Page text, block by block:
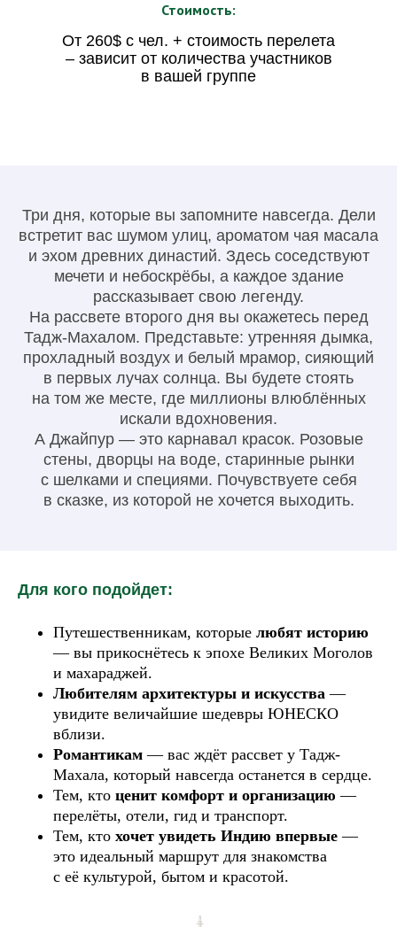
От 260$ с чел. + стоимость перелета
– зависит от количества участников
в вашей группе
Стоимость:
Три дня, которые вы запомните навсегда. Дели
встретит вас шумом улиц, ароматом чая масала
и эхом древних династий. Здесь соседствуют
мечети и небоскрёбы, а каждое здание
рассказывает свою легенду.
На рассвете второго дня вы окажетесь перед
Тадж-Махалом. Представьте: утренняя дымка,
прохладный воздух и белый мрамор, сияющий
в первых лучах солнца. Вы будете стоять
на том же месте, где миллионы влюблённых
искали вдохновения.
А Джайпур — это карнавал красок. Розовые
стены, дворцы на воде, старинные рынки
с шелками и специями. Почувствуете себя
в сказке, из которой не хочется выходить.
Для кого подойдет:
Путешественникам, которые любят историю
— вы прикоснётесь к эпохе Великих Моголов
и махараджей.
Любителям архитектуры и искусства —
увидите величайшие шедевры ЮНЕСКО
вблизи.
Романтикам — вас ждёт рассвет у Тадж-
Махала, который навсегда останется в сердце.
Тем, кто ценит комфорт и организацию —
перелёты, отели, гид и транспорт.
Тем, кто хочет увидеть Индию впервые —
это идеальный маршрут для знакомства
с её культурой, бытом и красотой.